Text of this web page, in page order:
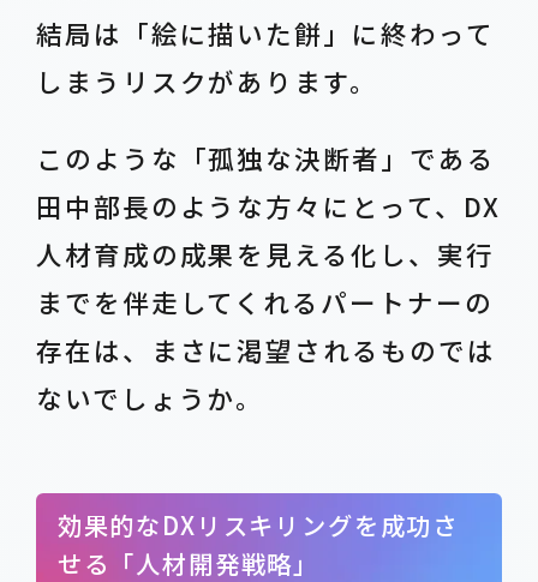
結局は「絵に描いた餅」に終わって
しまうリスクがあります。
このような「孤独な決断者」である
田中部長のような方々にとって、DX
人材育成の成果を見える化し、実行
までを伴走してくれるパートナーの
存在は、まさに渇望されるものでは
ないでしょうか。
効果的なDXリスキリングを成功さ
せる「人材開発戦略」